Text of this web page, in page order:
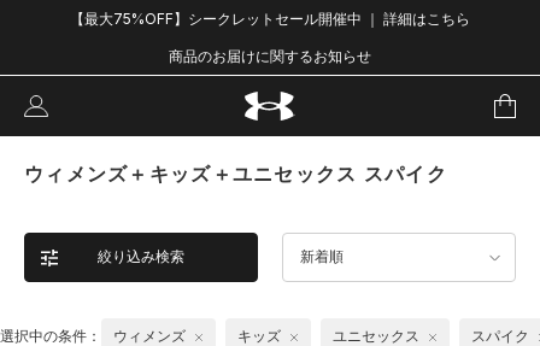
【最大75%OFF】シークレットセール開催中 ｜ 詳細はこちら
商品のお届けに関するお知らせ
ウィメンズ＋キッズ＋ユニセックス スパイク
絞り込み検索 新着順
選択中の条件： ウィメンズ キッズ ユニセックス スパイク